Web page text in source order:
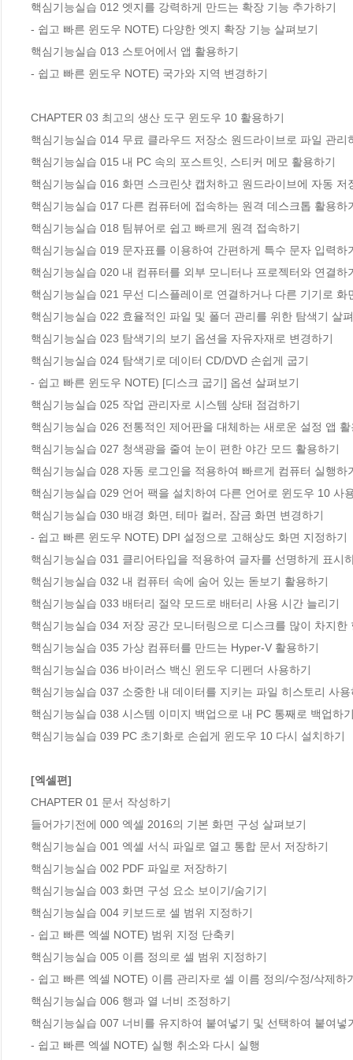
핵심기능실습 012 엣지를 강력하게 만드는 확장 기능 추가하기
- 쉽고 빠른 윈도우 NOTE) 다양한 엣지 확장 기능 살펴보기
핵심기능실습 013 스토어에서 앱 활용하기
- 쉽고 빠른 윈도우 NOTE) 국가와 지역 변경하기
CHAPTER 03 최고의 생산 도구 윈도우 10 활용하기
핵심기능실습 014 무료 클라우드 저장소 원드라이브로 파일 관리
핵심기능실습 015 내 PC 속의 포스트잇, 스티커 메모 활용하기
핵심기능실습 016 화면 스크린샷 캡처하고 원드라이브에 자동 저
핵심기능실습 017 다른 컴퓨터에 접속하는 원격 데스크톱 활용하
핵심기능실습 018 팀뷰어로 쉽고 빠르게 원격 접속하기
핵심기능실습 019 문자표를 이용하여 간편하게 특수 문자 입력하
핵심기능실습 020 내 컴퓨터를 외부 모니터나 프로젝터와 연결하
핵심기능실습 021 무선 디스플레이로 연결하거나 다른 기기로 화
핵심기능실습 022 효율적인 파일 및 폴더 관리를 위한 탐색기 살
핵심기능실습 023 탐색기의 보기 옵션을 자유자재로 변경하기
핵심기능실습 024 탐색기로 데이터 CD/DVD 손쉽게 굽기
- 쉽고 빠른 윈도우 NOTE) [디스크 굽기] 옵션 살펴보기
핵심기능실습 025 작업 관리자로 시스템 상태 점검하기
핵심기능실습 026 전통적인 제어판을 대체하는 새로운 설정 앱
핵심기능실습 027 청색광을 줄여 눈이 편한 야간 모드 활용하기
핵심기능실습 028 자동 로그인을 적용하여 빠르게 컴퓨터 실행하
핵심기능실습 029 언어 팩을 설치하여 다른 언어로 윈도우 10 사
핵심기능실습 030 배경 화면, 테마 컬러, 잠금 화면 변경하기
- 쉽고 빠른 윈도우 NOTE) DPI 설정으로 고해상도 화면 지정하기
핵심기능실습 031 클리어타입을 적용하여 글자를 선명하게 표시
핵심기능실습 032 내 컴퓨터 속에 숨어 있는 돋보기 활용하기
핵심기능실습 033 배터리 절약 모드로 배터리 사용 시간 늘리기
핵심기능실습 034 저장 공간 모니터링으로 디스크를 많이 차지한
핵심기능실습 035 가상 컴퓨터를 만드는 Hyper-V 활용하기
핵심기능실습 036 바이러스 백신 윈도우 디펜더 사용하기
핵심기능실습 037 소중한 내 데이터를 지키는 파일 히스토리 사용
핵심기능실습 038 시스템 이미지 백업으로 내 PC 통째로 백업하
핵심기능실습 039 PC 초기화로 손쉽게 윈도우 10 다시 설치하기
[엑셀편]
CHAPTER 01 문서 작성하기
들어가기전에 000 엑셀 2016의 기본 화면 구성 살펴보기
핵심기능실습 001 엑셀 서식 파일로 열고 통합 문서 저장하기
핵심기능실습 002 PDF 파일로 저장하기
핵심기능실습 003 화면 구성 요소 보이기/숨기기
핵심기능실습 004 키보드로 셀 범위 지정하기
- 쉽고 빠른 엑셀 NOTE) 범위 지정 단축키
핵심기능실습 005 이름 정의로 셀 범위 지정하기
- 쉽고 빠른 엑셀 NOTE) 이름 관리자로 셀 이름 정의/수정/삭제하
핵심기능실습 006 행과 열 너비 조정하기
핵심기능실습 007 너비를 유지하여 붙여넣기 및 선택하여 붙여넣
- 쉽고 빠른 엑셀 NOTE) 실행 취소와 다시 실행